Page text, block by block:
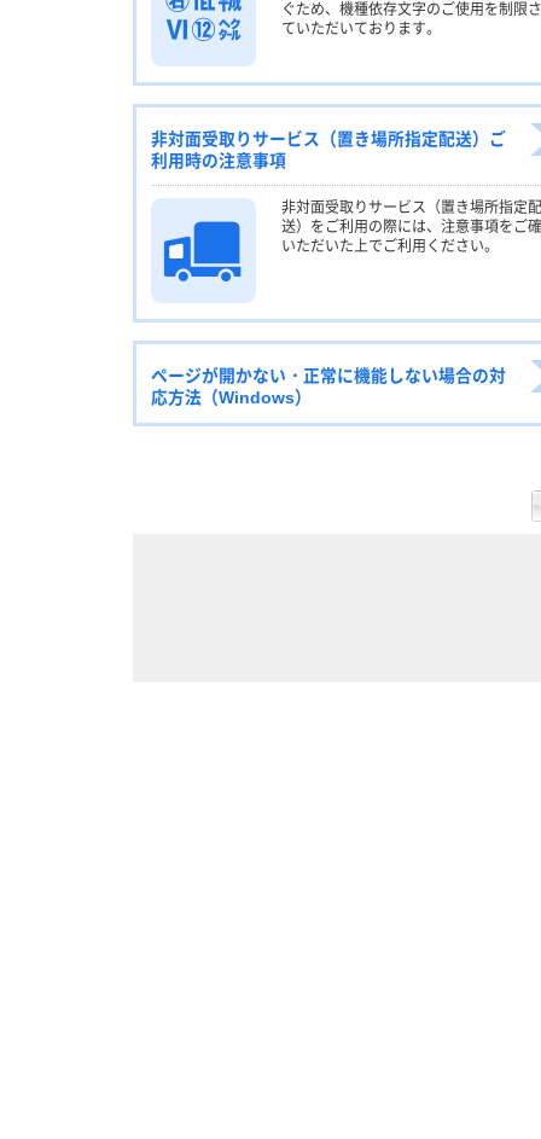
ぐため、機種依存文字のご使用を制限
ていただいております。
非対面受取りサービス（置き場所指定配送）ご
利用時の注意事項
非対面受取りサービス（置き場所指定配
送）をご利用の際には、注意事項をご
いただいた上でご利用ください。
ページが開かない・正常に機能しない場合の対
応方法（Windows）